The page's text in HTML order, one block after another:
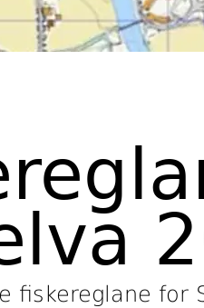
fiskereglane for